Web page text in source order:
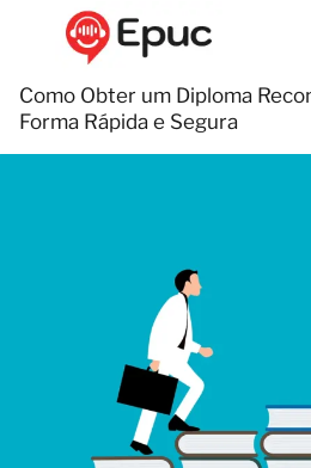
Como Obter um Diploma
Forma Rápida e Segura